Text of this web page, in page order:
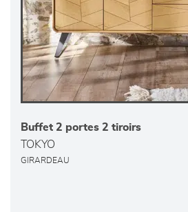
Buffet 2 portes 2 tiroirs
TOKYO
GIRARDEAU